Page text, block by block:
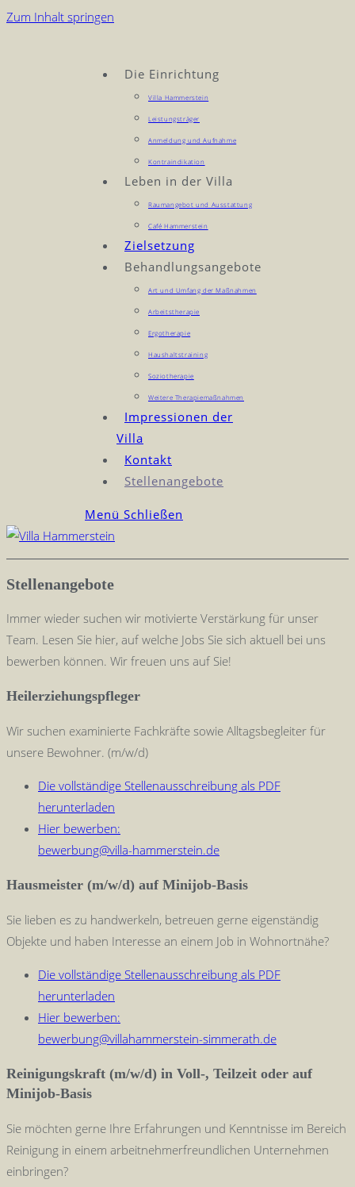
Zum Inhalt springen
Die Einrichtung
Villa Hammerstein
Leistungsträger
Anmeldung und Aufnahme
Kontraindikation
Leben in der Villa
Raumangebot und Ausstattung
Café Hammerstein
Zielsetzung
Behandlungsangebote
Art und Umfang der Maßnahmen
Arbeitstherapie
Ergotherapie
Haushaltstraining
Soziotherapie
Weitere Therapiemaßnahmen
Impressionen der
Villa
Kontakt
Stellenangebote
Menü Schließen
Stellenangebote
Immer wieder suchen wir motivierte Verstärkung für unser
Team. Lesen Sie hier, auf welche Jobs Sie sich aktuell bei uns
bewerben können. Wir freuen uns auf Sie!
Heilerziehungspfleger
Wir suchen examinierte Fachkräfte sowie Alltagsbegleiter für
unsere Bewohner. (m/w/d)
Die vollständige Stellenausschreibung als PDF
herunterladen
Hier bewerben:
bewerbung@villa-hammerstein.de
Hausmeister (m/w/d) auf Minijob-Basis
Sie lieben es zu handwerkeln, betreuen gerne eigenständig
Objekte und haben Interesse an einem Job in Wohnortnähe?
Die vollständige Stellenausschreibung als PDF
herunterladen
Hier bewerben:
bewerbung@villahammerstein-simmerath.de
Reinigungskraft (m/w/d) in Voll-, Teilzeit oder auf
Minijob-Basis
Sie möchten gerne Ihre Erfahrungen und Kenntnisse im Bereich
Reinigung in einem arbeitnehmerfreundlichen Unternehmen
einbringen?